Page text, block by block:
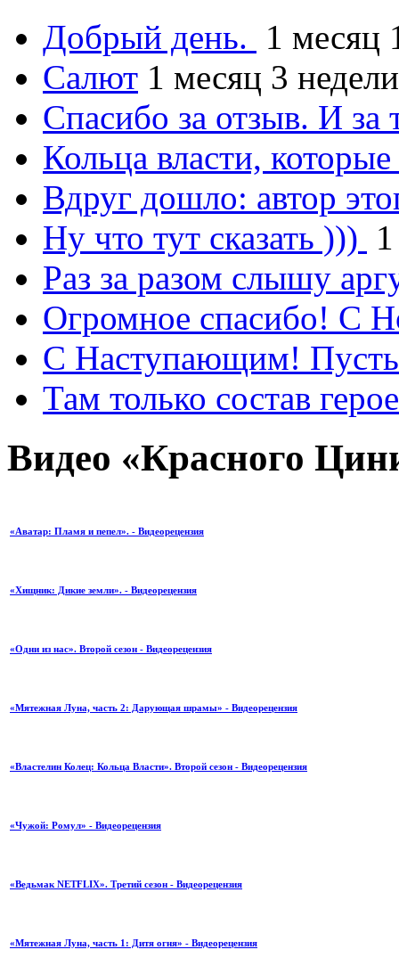
Добрый день. 1 месяц
Салют 1 месяц 3
Спасибо за отзыв. И за
Кольца власти,
Вдруг дошло: автор
Ну что тут сказать )))
Раз за разом слышу
Огромное спасибо! С
С Наступающим! Пусть
Там только состав
Видео «Красного
«Аватар: Пламя и пепел». - Видеорецензия
«Хищник: Дикие земли». - Видеорецензия
«Одни из нас». Второй сезон - Видеорецензия
«Мятежная Луна, часть 2: Дарующая шрамы» - Видеорецензия
«Властелин Колец: Кольца Власти». Второй сезон - Видеорецензия
«Чужой: Ромул» - Видеорецензия
«Ведьмак NETFLIX». Третий сезон - Видеорецензия
«Мятежная Луна, часть 1: Дитя огня» - Видеорецензия